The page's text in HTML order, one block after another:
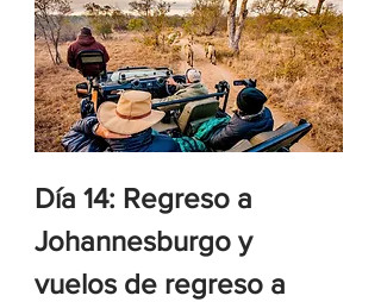
Día 14: Regreso a
Johannesburgo y
vuelos de regreso a